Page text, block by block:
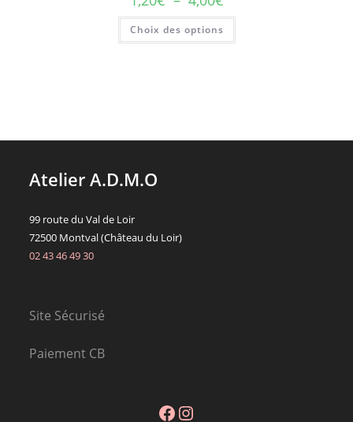
du
de
prix :
1,20€
à
Choix des options
Ce
a
la
Atelier A.D.M.O
99 route du Val de Loir
72500 Montval (Château du Loir)
02 43 46 49 30
Site Sécurisé
Paiement CB
FacebookInstagram